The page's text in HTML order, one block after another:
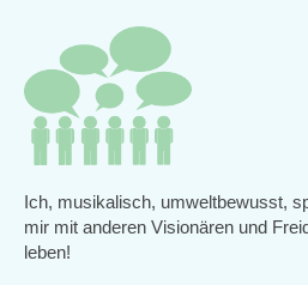
Ich, musikalisch, umweltbewusst,
mir mit anderen Visionären und
leben!